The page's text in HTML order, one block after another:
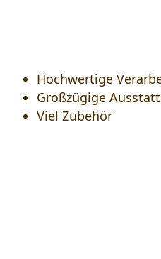
Hochwertige
Großzügige
Viel Zubehör